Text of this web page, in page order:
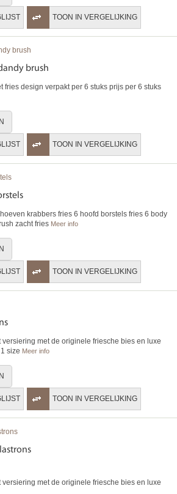
TOON IN VERGELIJKING
brush
fries design verpakt per 6 stuks prijs per 6 stuks
TOON IN VERGELIJKING
krabbers fries 6 hoofd borstels fries 6 body
zacht fries Meer info
TOON IN VERGELIJKING
met de originele friesche bies en luxe
size Meer info
TOON IN VERGELIJKING
met de originele friesche bies en luxe